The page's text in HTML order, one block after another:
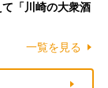
て「川崎の大衆酒
一覧を見る